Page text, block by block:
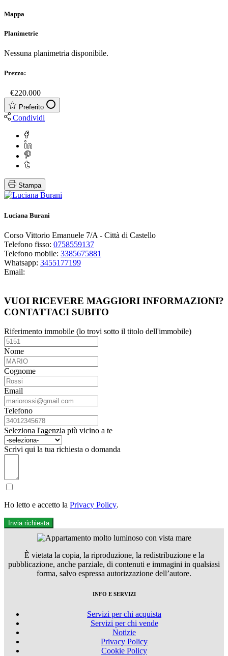
Mappa
Planimetrie
Nessuna planimetria disponibile.
Prezzo:
€220.000
Preferito
Condividi
Stampa
Luciana Burani
Corso Vittorio Emanuele 7/A - Città di Castello
Telefono fisso: 0758559137
Telefono mobile: 3385675881
Whatsapp: 3455177199
Email:
VUOI RICEVERE MAGGIORI INFORMAZIONI?
CONTATTACI SUBITO
Riferimento immobile (lo trovi sotto il titolo dell'immobile)
Nome
Cognome
Email
Telefono
Seleziona l'agenzia più vicino a te
Scrivi qui la tua richiesta o domanda
Ho letto e accetto la Privacy Policy.
Invia richiesta
È vietata la copia, la riproduzione, la redistribuzione e la
pubblicazione, anche parziale, di contenuti e immagini in qualsiasi
forma, salvo espressa autorizzazione dell’autore.
INFO E SERVIZI
Servizi per chi acquista
Servizi per chi vende
Notizie
Privacy Policy
Cookie Policy